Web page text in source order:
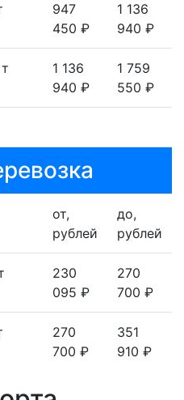
947
450 ₽
1 136
940 ₽
1 136
940 ₽
1 759
550 ₽
от,
рублей
до,
рублей
230
095 ₽
270
700 ₽
270
700 ₽
351
910 ₽